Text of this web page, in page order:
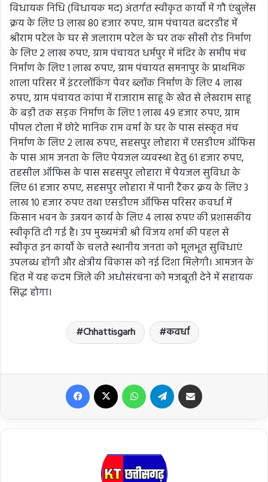
विधायक निधि (विधायक मद) अंतर्गत स्वीकृत कार्यों में गौ एंबुलेंस
क्रय के लिए 13 लाख 80 हजार रुपए, ग्राम पंचायत बदरडीह में
श्रीराम पटेल के घर से जलाराम पटेल के घर तक सीसी रोड निर्माण
के लिए 2 लाख रुपए, ग्राम पंचायत धर्मपुर में मंदिर के समीप मंच
निर्माण के लिए 1 लाख रुपए, ग्राम पंचायत समनापुर के प्राथमिक
शाला परिसर में इंटरलॉकिंग पेवर ब्लॉक निर्माण के लिए 4 लाख
रुपए, ग्राम पंचायत कांपा में राजाराम साहू के खेत से लेखराम साहू
के बड़ी तक सड़क निर्माण के लिए 1 लाख 49 हजार रुपए, ग्राम
पीपल टोला में छोटे मानिक राम वर्मा के घर के पास संस्कृत मंच
निर्माण के लिए 2 लाख रुपए, सहसपुर लोहारा में एसडीएम ऑफिस
के पास आम जनता के लिए पेयजल व्यवस्था हेतु 61 हजार रुपए,
तहसील ऑफिस के पास सहसपुर लोहारा में पेयजल सुविधा के
लिए 61 हजार रुपए, सहसपुर लोहारा में पानी टैंकर क्रय के लिए 3
लाख 10 हजार रुपए तथा एसडीएम ऑफिस परिसर कवर्धा में
किसान भवन के उन्नयन कार्य के लिए 4 लाख रुपए की प्रशासकीय
स्वीकृति दी गई है। उप मुख्यमंत्री श्री विजय शर्मा की पहल से
स्वीकृत इन कार्यों के चलते स्थानीय जनता को मूलभूत सुविधाएं
उपलब्ध होंगी और क्षेत्रीय विकास को नई दिशा मिलेगी। आमजन के
हित में यह कदम जिले की अधोसंरचना को मजबूती देने में सहायक
सिद्ध होगा।
Chhattisgarh कवर्धा
Facebook WhatsApp Telegram